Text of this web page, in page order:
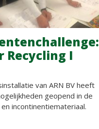
Recycling I
van ARN BV heeft
geopend in de
incontinentiemateriaal.